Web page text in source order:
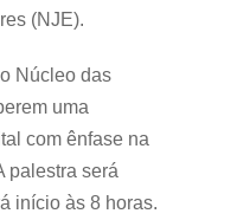
(NJE).
Núcleo das
uma
com ênfase na
palestra será
início às 8 horas.